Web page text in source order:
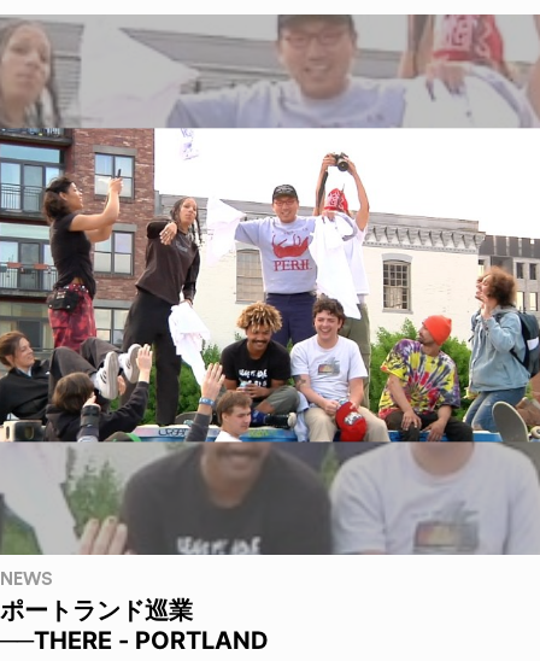
NEWS
ポートランド巡業
──THERE - PORTLAND